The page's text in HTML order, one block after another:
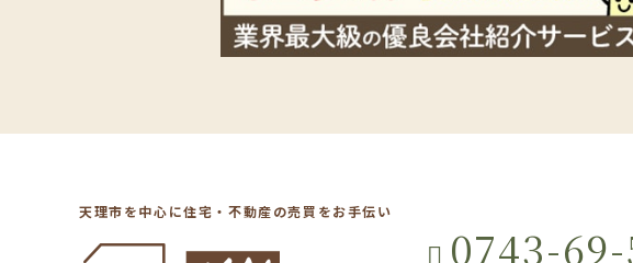
天理市を中心に住宅・不動産の売買をお手伝い
0743-69-